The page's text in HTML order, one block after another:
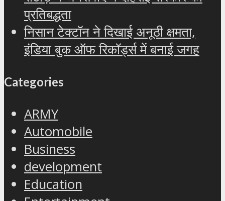
प्रतिबद्धता
निसान टेक्टॉन ने दिखाई अनूठी क्षमता,
इंडिया बुक ऑफ रिकॉर्ड्स में बनाई जगह
Categories
ARMY
Automobile
Business
development
Education